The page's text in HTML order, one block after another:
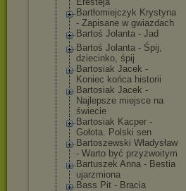
Bartłomiejczyk Krystyna
- Zapisane w gwiazdach
Bartoś Jolanta - Jad
Bartoś Jolanta - Śpij,
dziecinko, śpij
Bartosiak Jacek -
Koniec końca historii
Bartosiak Jacek -
Najlepsze miejsce na
świecie
Bartosiak Kacper -
Gołota. Polski sen
Bartoszewski Władysław
- Warto być przyzwoitym
Bartuszek Anna - Bestia
ujarzmiona
Bass Pit - Bracia